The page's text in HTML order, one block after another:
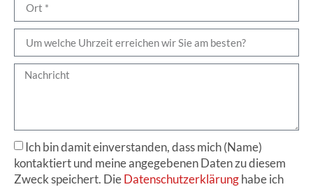
Ich bin damit einverstanden, dass mich (Name)
kontaktiert und meine angegebenen Daten zu diesem
Zweck speichert. DieDatenschutzerklärunghabe ich